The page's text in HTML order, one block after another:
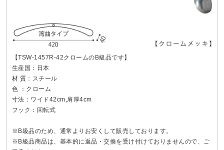
【TSW-1457R-42クロームのB級品です】
生産国：日本
材 質：スチール
色 ：クローム
寸法：ワイド42cm,肩厚4cm
フック：回転式
※B級品のため、通常よりお安くして販売しております。
※B級品商品は、基本的に返品・交換を受け付けておりませんので、ご